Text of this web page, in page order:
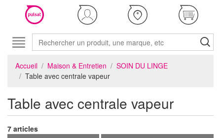
Accueil Maison & Entretien
SOIN DU LINGE
Table avec centrale vapeur
Table avec centrale vapeur
7 articles